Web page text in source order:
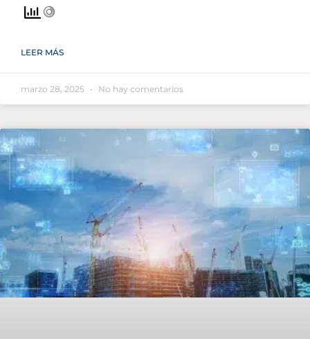
LEER MÁS
marzo 28, 2025 No hay comentarios